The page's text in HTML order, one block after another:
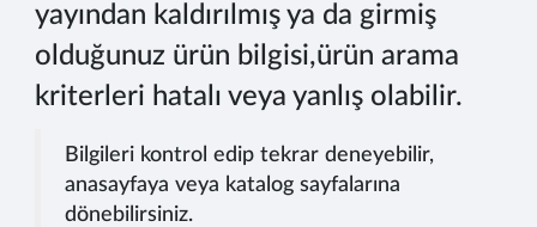
yayından kaldırılmış ya da girmiş
olduğunuz ürün bilgisi,ürün arama
kriterleri hatalı veya yanlış olabilir.
Bilgileri kontrol edip tekrar deneyebilir,
anasayfaya veya katalog sayfalarına
dönebilirsiniz.